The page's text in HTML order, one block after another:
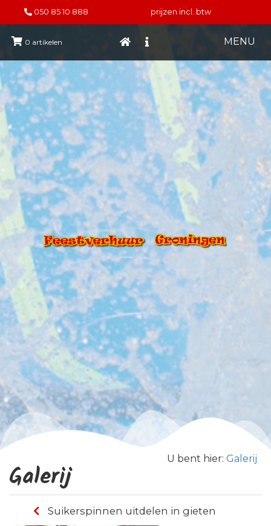
050 85 10 888 prijzen incl. btw
0 artikelen MENU
U bent hier: Galerij
Galerij
Suikerspinnen uitdelen in gieten